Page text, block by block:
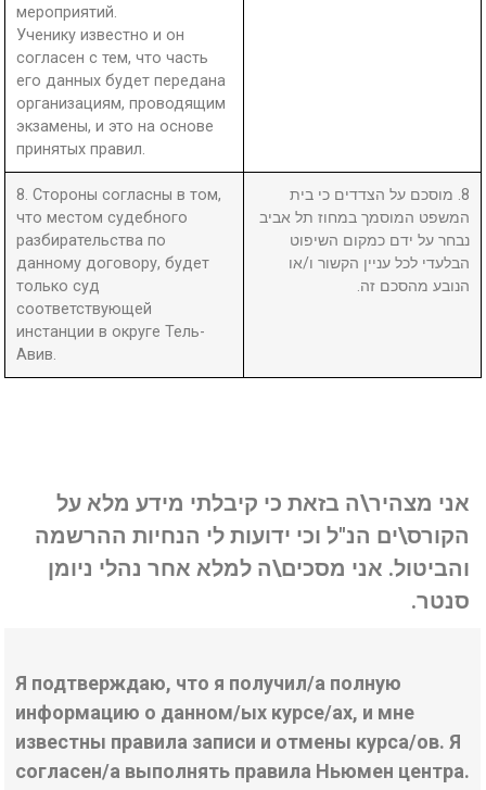
мероприятий.
Ученику известно и он
согласен с тем, что часть
его данных будет передана
организациям, проводящим
экзамены, и это на основе
принятых правил.
8. Стороны согласны в том,
что местом судебного
разбирательства по
данному договору, будет
только суд
соответствующей
инстанции в округе Тель-
Авив.
8. מוסכם על הצדדים כי בית
המשפט המוסמך במחוז תל אביב
נבחר על ידם כמקום השיפוט
הבלעדי לכל עניין הקשור ו/או
הנובע מהסכם זה.
אני מצהיר\ה בזאת כי קיבלתי מידע מלא על
הקורס\ים הנ"ל וכי ידועות לי הנחיות ההרשמה
והביטול. אני מסכים\ה למלא אחר נהלי ניומן
סנטר.
Я подтверждаю, что я получил/а полную
информацию о данном/ых курсе/ах, и мне
известны правила записи и отмены курса/ов. Я
согласен/а выполнять правила Ньюмен центра.